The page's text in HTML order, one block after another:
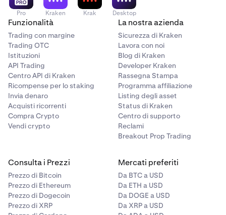
Pro Kraken Krak Desktop
Funzionalità
Trading con margine
Trading OTC
Istituzioni
API Trading
Centro API di Kraken
Ricompense per lo staking
Invia denaro
Acquisti ricorrenti
Compra Crypto
Vendi crypto
La nostra azienda
Sicurezza di Kraken
Lavora con noi
Blog di Kraken
Developer Kraken
Rassegna Stampa
Programma affiliazione
Listing degli asset
Status di Kraken
Centro di supporto
Reclami
Breakout Prop Trading
Consulta i Prezzi
Prezzo di Bitcoin
Prezzo di Ethereum
Prezzo di Dogecoin
Prezzo di XRP
Mercati preferiti
Da BTC a USD
Da ETH a USD
Da DOGE a USD
Da XRP a USD